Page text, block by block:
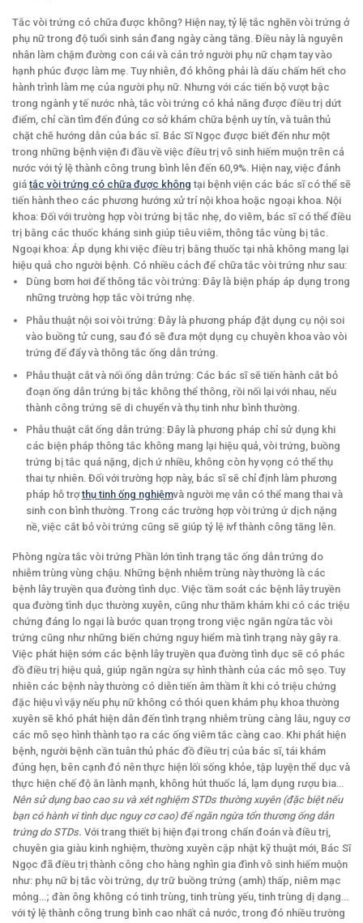
Tắc vòi trứng có chữa được không? Hiện nay, tỷ lệ tắc nghẽn vòi trứng ở
phụ nữ trong độ tuổi sinh sản đang ngày càng tăng. Điều này là nguyên
nhân làm chậm đường con cái và cản trở người phụ nữ chạm tay vào
hạnh phúc được làm mẹ. Tuy nhiên, đó không phải là dấu chấm hết cho
hành trình làm mẹ của người phụ nữ. Nhưng với các tiến bộ vượt bậc
trong ngành y tế nước nhà, tắc vòi trứng có khả năng được điều trị dứt
điểm, chỉ cần tìm đến đúng cơ sở khám chữa bệnh uy tín, và tuân thủ
chặt chẽ hướng dẫn của bác sĩ. Bác Sĩ Ngọc được biết đến như một
trong những bệnh viện đi đầu về việc điều trị vô sinh hiếm muộn trên cả
nước với tỷ lệ thành công trung bình lên đến 60,9%. Hiện nay, việc đánh
giá tắc vòi trứng có chữa được không tại bệnh viện các bác sĩ có thể sẽ
tiến hành theo các phương hướng xử trí nội khoa hoặc ngoại khoa. Nội
khoa: Đối với trường hợp vòi trứng bị tắc nhẹ, do viêm, bác sĩ có thể điều
trị bằng các thuốc kháng sinh giúp tiêu viêm, thông tắc vùng bị tắc.
Ngoại khoa: Áp dụng khi việc điều trị bằng thuốc tại nhà không mang lại
hiệu quả cho người bệnh. Có nhiều cách để chữa tắc vòi trứng như sau:
Dùng bơm hơi để thông tắc vòi trứng: Đây là biện pháp áp dụng trong
những trường hợp tắc vòi trứng nhẹ.
Phẫu thuật nội soi vòi trứng: Đây là phương pháp đặt dụng cụ nội soi
vào buồng tử cung, sau đó sẽ đưa một dụng cụ chuyên khoa vào vòi
trứng để đẩy và thông tắc ống dẫn trứng.
Phẫu thuật cắt và nối ống dẫn trứng: Các bác sĩ sẽ tiến hành cắt bỏ
đoạn ống dẫn trứng bị tắc không thể thông, rồi nối lại với nhau, nếu
thành công trứng sẽ di chuyển và thụ tinh như bình thường.
Phẫu thuật cắt ống dẫn trứng: Đây là phương pháp chỉ sử dụng khi
các biện pháp thông tắc không mang lại hiệu quả, vòi trứng, buồng
trứng bị tắc quá nặng, dịch ứ nhiều, không còn hy vọng có thể thụ
thai tự nhiên. Đối với trường hợp này, bác sĩ sẽ chỉ định làm phương
pháp hỗ trợthụ tinh ống nghiệmvà người mẹ vẫn có thể mang thai và
sinh con bình thường. Trong các trường hợp vòi trứng ứ dịch nặng
nề, việc cắt bỏ vòi trứng cũng sẽ giúp tỷ lệ ivf thành công tăng lên.
Phòng ngừa tắc vòi trứng Phần lớn tình trạng tắc ống dẫn trứng do
nhiễm trùng vùng chậu. Những bệnh nhiễm trùng này thường là các
bệnh lây truyền qua đường tình dục. Việc tầm soát các bệnh lây truyền
qua đường tình dục thường xuyên, cũng như thăm khám khi có các triệu
chứng đáng lo ngại là bước quan trọng trong việc ngăn ngừa tắc vòi
trứng cũng như những biến chứng nguy hiểm mà tình trạng này gây ra.
Việc phát hiện sớm các bệnh lây truyền qua đường tình dục sẽ có phác
đồ điều trị hiệu quả, giúp ngăn ngừa sự hình thành của các mô sẹo. Tuy
nhiên các bệnh này thường có diễn tiến âm thầm ít khi có triệu chứng
đặc hiệu vì vậy nếu phụ nữ không có thói quen khám phụ khoa thường
xuyên sẽ khó phát hiện dẫn đến tình trạng nhiễm trùng càng lâu, nguy cơ
các mô sẹo hình thành tạo ra các ống viêm tắc càng cao. Khi phát hiện
bệnh, người bệnh cần tuân thủ phác đồ điều trị của bác sĩ, tái khám
đúng hẹn, bên cạnh đó nên thực hiện lối sống khỏe, tập luyện thể dục và
thực hiện chế độ ăn lành mạnh, không hút thuốc lá, lạm dụng rượu bia…
Nên sử dụng bao cao su và xét nghiệm STDs thường xuyên (đặc biệt nếu
bạn có hành vi tình dục nguy cơ cao) để ngăn ngừa tổn thương ống dẫn
trứng do STDs. Với trang thiết bị hiện đại trong chẩn đoán và điều trị,
chuyên gia giàu kinh nghiệm, thường xuyên cập nhật kỹ thuật mới, Bác Sĩ
Ngọc đã điều trị thành công cho hàng nghìn gia đình vô sinh hiếm muộn
như: phụ nữ bị tắc vòi trứng, dự trữ buồng trứng (amh) thấp, niêm mạc
mỏng…; đàn ông không có tinh trùng, tinh trùng yếu, tinh trùng dị dạng…
với tỷ lệ thành công trung bình cao nhất cả nước, trong đó nhiều trường